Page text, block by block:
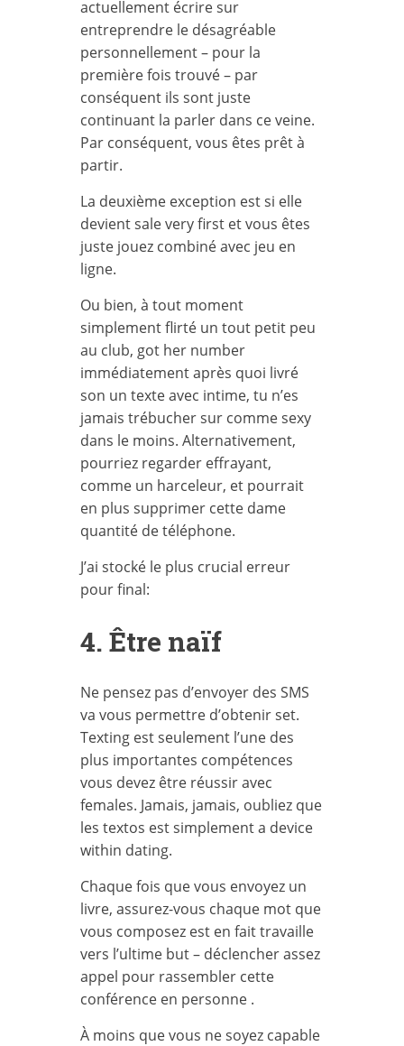
actuellement écrire sur
entreprendre le désagréable
personnellement – pour la
première fois trouvé – par
conséquent ils sont juste
continuant la parler dans ce veine.
Par conséquent, vous êtes prêt à
partir.
La deuxième exception est si elle
devient sale very first et vous êtes
juste jouez combiné avec jeu en
ligne.
Ou bien, à tout moment
simplement flirté un tout petit peu
au club, got her number
immédiatement après quoi livré
son un texte avec intime, tu n’es
jamais trébucher sur comme sexy
dans le moins. Alternativement,
pourriez regarder effrayant,
comme un harceleur, et pourrait
en plus supprimer cette dame
quantité de téléphone.
J’ai stocké le plus crucial erreur
pour final:
4. Être naïf
Ne pensez pas d’envoyer des SMS
va vous permettre d’obtenir set.
Texting est seulement l’une des
plus importantes compétences
vous devez être réussir avec
females. Jamais, jamais, oubliez que
les textos est simplement a device
within dating.
Chaque fois que vous envoyez un
livre, assurez-vous chaque mot que
vous composez est en fait travaille
vers l’ultime but – déclencher assez
appel pour rassembler cette
conférence en personne .
À moins que vous ne soyez capable